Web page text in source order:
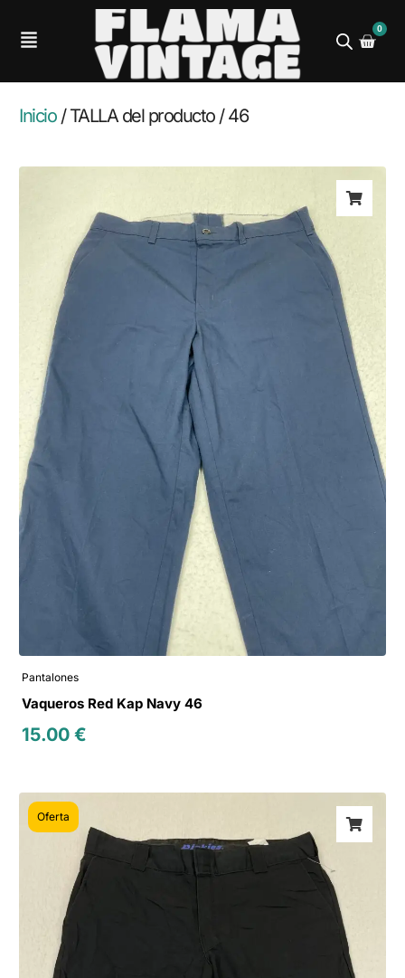
0
Inicio/ TALLA del producto / 46
Pantalones
Vaqueros Red Kap Navy 46
15.00€
Oferta